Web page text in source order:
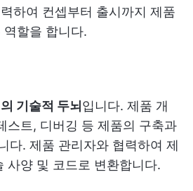
하여 컨셉부터 출시까지 제품
할을 합니다.
기술적 두뇌 입니다. 제품 개
스트, 디버깅 등 제품의 구축과
다. 제품 관리자와 협력하여 제
사양 및 코드로 변환합니다.